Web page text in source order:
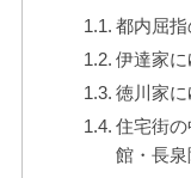
都内屈
伊達家
徳川家
住宅街
館・長